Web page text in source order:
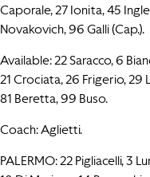
Caporale, 27 Ionita, 45
Novakovich, 96 Galli (Cap.).
Available: 22 Saracco, 6
21 Crociata, 26 Frigerio,
81 Beretta, 99 Buso.
Coach: Aglietti.
PALERMO: 22 Pigliacelli, 3